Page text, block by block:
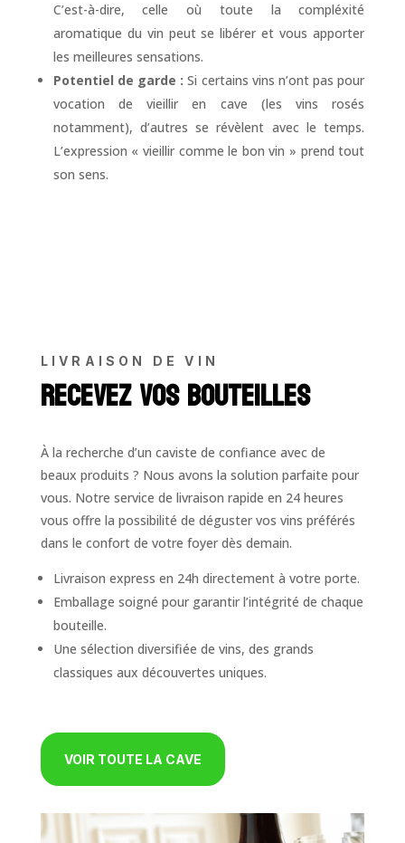
C’est-à-dire, celle où toute la compléxité
aromatique du vin peut se libérer et vous apporter
les meilleures sensations.
Potentiel de garde :Si certains vins n’ont pas pour
vocation de vieillir en cave (les vins rosés
notamment), d’autres se révèlent avec le temps.
L’expression « vieillir comme le bon vin » prend tout
son sens.
LIVRAISON DE VIN
Recevez vos bouteilles
À la recherche d’un caviste de confiance avec de
beaux produits ? Nous avons la solution parfaite pour
vous. Notre service de livraison rapide en 24 heures
vous offre la possibilité de déguster vos vins préférés
dans le confort de votre foyer dès demain.
Livraison express en 24h directement à votre porte.
Emballage soigné pour garantir l’intégrité de chaque
bouteille.
Une sélection diversifiée de vins, des grands
classiques aux découvertes uniques.
VOIR TOUTE LA CAVE